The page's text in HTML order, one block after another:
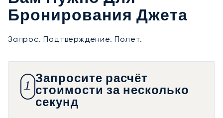
Бронирования Джета
Запрос. Подтверждение. Полёт.
1
Запросите расчёт
стоимости за несколько
секунд